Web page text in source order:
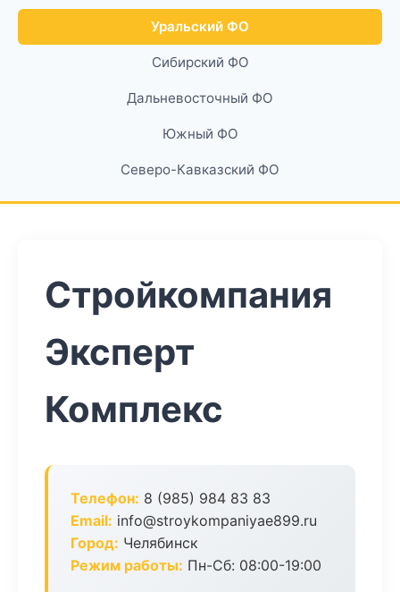
Уральский ФО
Сибирский ФО
Дальневосточный ФО
Южный ФО
Северо-Кавказский ФО
Стройкомпания
Эксперт
Комплекс
Телефон: 8 (985) 984 83 83
Email: info@stroykompaniyae899.ru
Город: Челябинск
Режим работы: Пн-Сб: 08:00-19:00